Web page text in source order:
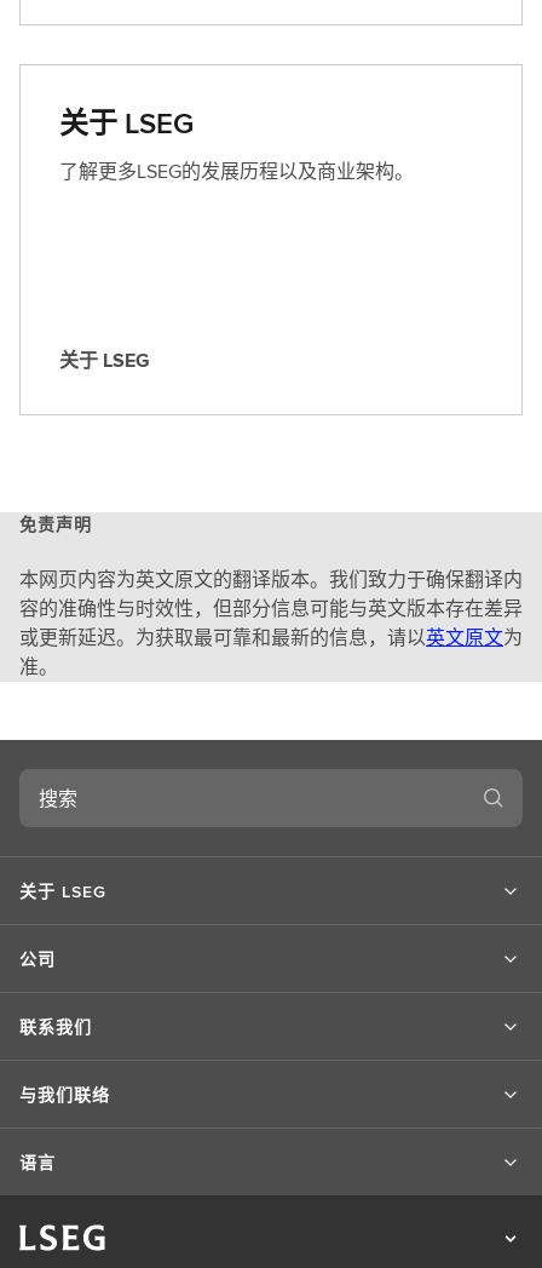
位
关于 LSEG
了解更多LSEG的发展历程以及商业架构。
关
G
关于 LSEG
免责声明
本网页内容为英文原文的翻译版本。我们致力于确保翻译内
容的准确性与时效性，但部分信息可能与英文版本存在差异
或更新延迟。为获取最可靠和最新的信息，请以英文原文为
准。
搜
关于 LSEG
公司
联系我们
与我们联络
语言